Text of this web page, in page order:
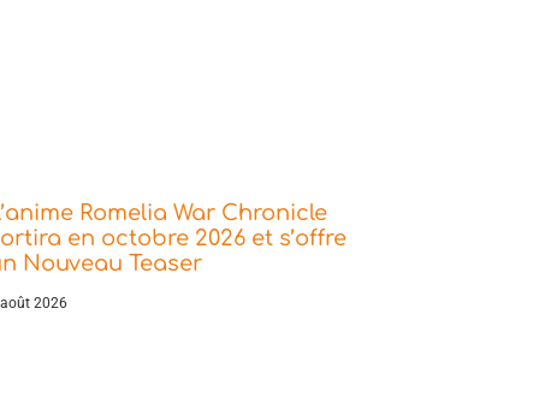
Romelia War Chronicle
en octobre 2026 et s’offre
Nouveau Teaser
2026